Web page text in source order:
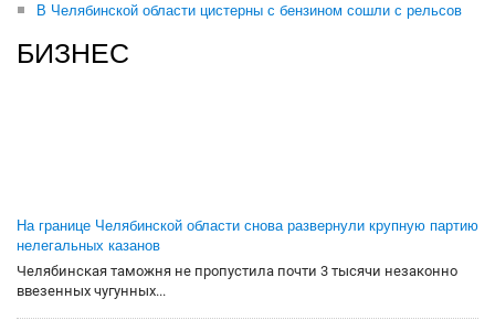
В Челябинской области цистерны с бензином сошли с рельсов
БИЗНЕС
На границе Челябинской области снова развернули крупную партию
нелегальных казанов
Челябинская таможня не пропустила почти 3 тысячи незаконно
ввезенных чугунных...